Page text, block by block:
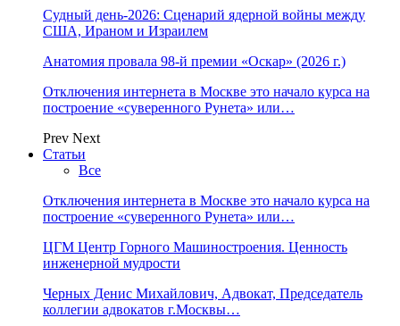
Судный день-2026: Сценарий ядерной войны между
США, Ираном и Израилем
Анатомия провала 98-й премии «Оскар» (2026 г.)
Отключения интернета в Москве это начало курса на
построение «суверенного Рунета» или…
Prev Next
Статьи
Все
Отключения интернета в Москве это начало курса на
построение «суверенного Рунета» или…
ЦГМ Центр Горного Машиностроения. Ценность
инженерной мудрости
Черных Денис Михайлович, Адвокат, Председатель
коллегии адвокатов г.Москвы…